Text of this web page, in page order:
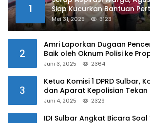
1
Siap Kucurkan Bantuan
Kalukku
Mei 31, 2025 3123
2
Amri Laporkan Dugaan
Baik oleh Oknum Polisi ke
Juni 3, 2025 2364
3
Ketua Komisi 1 DPRD Sulbar,
dan Aparat Kepolisian
Juni 4, 2025 2329
IDI Sulbar Angkat Bicara